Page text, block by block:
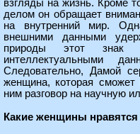
взгляды на жизнь. Кроме
делом он обращает
на внутренний мир.
внешними данными
природы этот знак
интеллектуальными
Следовательно, Дамой
женщина, которая
ним разговор на научную
Какие женщины